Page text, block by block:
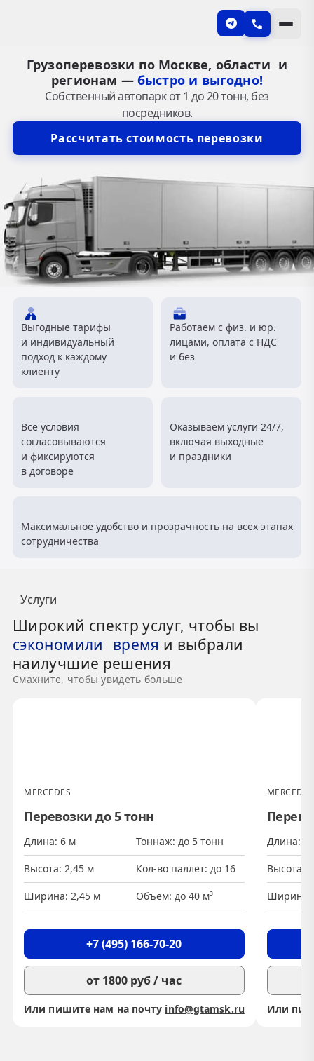
Грузоперевозки по Москве, области и
регионам — быстро и выгодно!
Собственный автопарк от 1 до 20 тонн, без
посредников.
Рассчитать стоимость перевозки
Выгодные тарифы
и индивидуальный
подход к каждому
клиенту
Работаем с физ. и юр.
лицами, оплата с НДС
и без
Все условия
согласовываются
и фиксируются
в договоре
Оказываем услуги 24/7,
включая выходные
и праздники
Максимальное удобство и прозрачность на всех этапах
сотрудничества
Услуги
Широкий спектр услуг, чтобы вы
сэкономили время и выбрали
наилучшие решения
Смахните, чтобы увидеть больше
MERCEDES
Перевозки до 5 тонн
Длина 6 м Тоннаж до 5 тонн
Высота 2,45 м Кол-во паллет до 16
Ширина 2,45 м Объем до 40 м³
+7 (495) 166-70-20
от 1800 руб / час
Или пишите нам на почту info@gtamsk.ru
MERCEDES
Длина
Высота
Ширина
Или